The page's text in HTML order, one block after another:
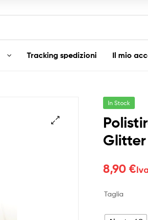
Tracking spedizioni Il mio
In Stock
8,90€
Taglia